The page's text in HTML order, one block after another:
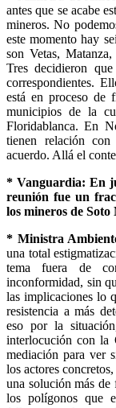
antes que se acabe
mineros. No
este momento hay
son Vetas,
Tres decidieron
correspondientes.
está en proceso de
municipios de la
Floridablanca. En
tienen relación
acuerdo. Allá el
* Vanguardia: En
reunión fue un
los mineros de Soto
* Ministra
una total
tema fuera de
inconformidad, sin
las implicaciones lo
resistencia a más
eso por la
interlocución con la
mediación para ver
los actores
una solución más de
los polígonos que